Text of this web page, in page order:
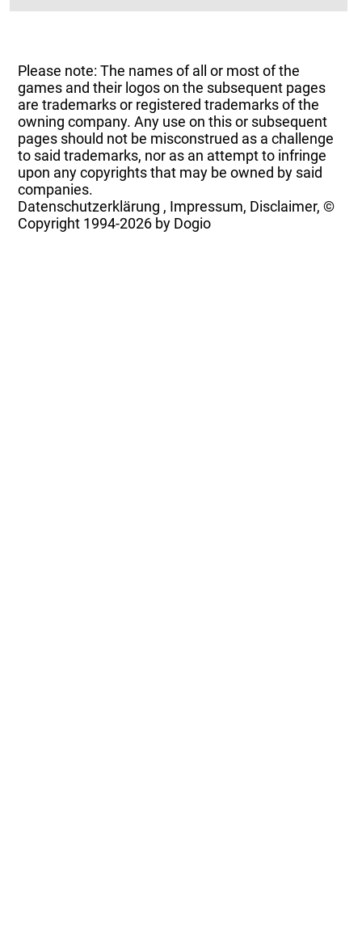
Please note: The names of all or most of the
games and their logos on the subsequent pages
are trademarks or registered trademarks of the
owning company. Any use on this or subsequent
pages should not be misconstrued as a challenge
to said trademarks, nor as an attempt to infringe
upon any copyrights that may be owned by said
companies.
Datenschutzerklärung , Impressum, Disclaimer, ©
Copyright 1994-2026 by Dogio